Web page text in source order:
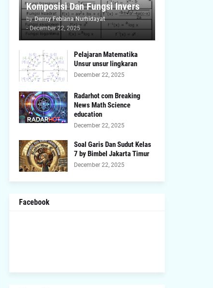
Komposisi Dan Fungsi Invers
by Denny Febiana Nurhidayat
- December 22, 2025
Pelajaran Matematika
Unsur unsur lingkaran
December 22, 2025
Radarhot com Breaking
News Math Science
education
December 22, 2025
Soal Garis Dan Sudut Kelas
7 by Bimbel Jakarta Timur
December 22, 2025
Facebook